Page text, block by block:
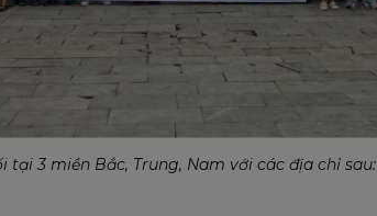
tại 3 miền Bắc, Trung, Nam với các địa chỉ sau: